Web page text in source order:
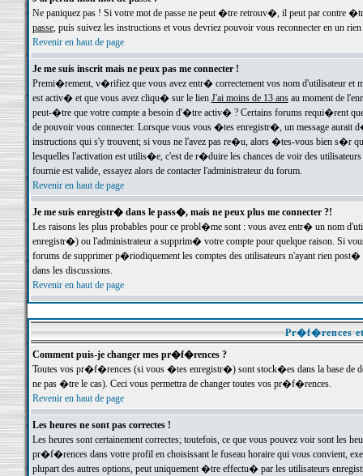
Ne paniquez pas ! Si votre mot de passe ne peut �tre retrouv�, il peut par contre
passe, puis suivez les instructions et vous devriez pouvoir vous reconnecter en un rien
Revenir en haut de page
Je me suis inscrit mais ne peux pas me connecter !
Premi�rement, v�rifiez que vous avez entr� correctement vos nom d'utilisateur
est activ� et que vous avez cliqu� sur le lien J'ai moins de 13 ansau moment de
peut-�tre que votre compte a besoin d'�tre activ� ? Certains forums requi�rent
de pouvoir vous connecter. Lorsque vous vous �tes enregistr�, un message aurait
instructions qui s'y trouvent; si vous ne l'avez pas re�u, alors �tes-vous bien s�r
lesquelles l'activation est utilis�e, c'est de r�duire les chances de voir des
fournie est valide, essayez alors de contacter l'administrateur du forum.
Revenir en haut de page
Je me suis enregistr� dans le pass�, mais ne peux plus me connecter ?!
Les raisons les plus probables pour ce probl�me sont : vous avez entr� un nom
enregistr�) ou l'administrateur a supprim� votre compte pour quelque raison. Si
forums de supprimer p�riodiquement les comptes des utilisateurs n'ayant rien
dans les discussions.
Revenir en haut de page
Pr�f�rences
Comment puis-je changer mes pr�f�rences ?
Toutes vos pr�f�rences (si vous �tes enregistr�) sont stock�es dans la base de
ne pas �tre le cas). Ceci vous permettra de changer toutes vos pr�f�rences.
Revenir en haut de page
Les heures ne sont pas correctes !
Les heures sont certainement correctes; toutefois, ce que vous pouvez voir sont
pr�f�rences dans votre profil en choisissant le fuseau horaire qui vous convient,
plupart des autres options, peut uniquement �tre effectu� par les utilisateurs